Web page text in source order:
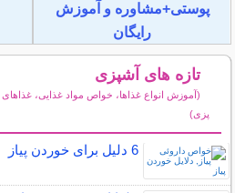
پوستی+مشاوره و آموزش
رایگان
تازه های آشپزی
(آموزش انواع غذاها، خواص مواد غذایی،
پزی)
6 دلیل برای خوردن پیاز